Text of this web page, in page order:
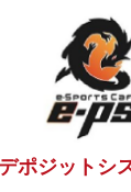
ポジットシ